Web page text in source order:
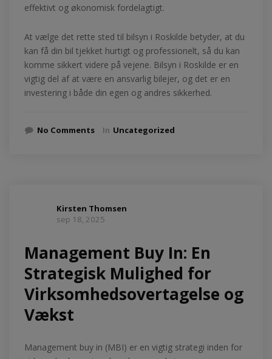
effektivt og økonomisk fordelagtigt.
At vælge det rette sted til bilsyn i Roskilde betyder, at du
kan få din bil tjekket hurtigt og professionelt, så du kan
komme sikkert videre på vejene. Bilsyn i Roskilde er en
vigtig del af at være en ansvarlig bilejer, og det er en
investering i både din egen og andres sikkerhed.
No Comments In Uncategorized
Kirsten Thomsen
sep 18, 2025
Management Buy In: En
Strategisk Mulighed for
Virksomhedsovertagelse og
Vækst
Management buy in (MBI) er en vigtig strategi inden for